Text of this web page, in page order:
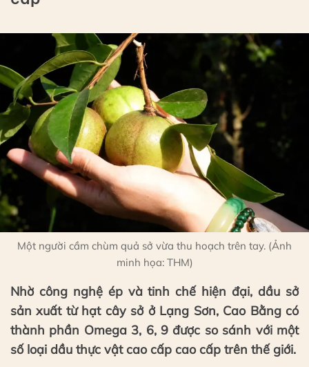
Một người cầm chùm quả sở vừa thu hoạch trên tay. (Ảnh
minh họa: THM)
Nhờ công nghệ ép và tinh chế hiện đại, dầu sở
sản xuất từ hạt cây sở ở Lạng Sơn, Cao Bằng có
thành phần Omega 3, 6, 9 được so sánh với một
số loại dầu thực vật cao cấp cao cấp trên thế giới.